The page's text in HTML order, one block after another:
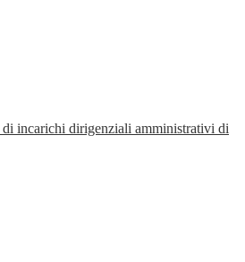
incarichi dirigenziali amministrativi di